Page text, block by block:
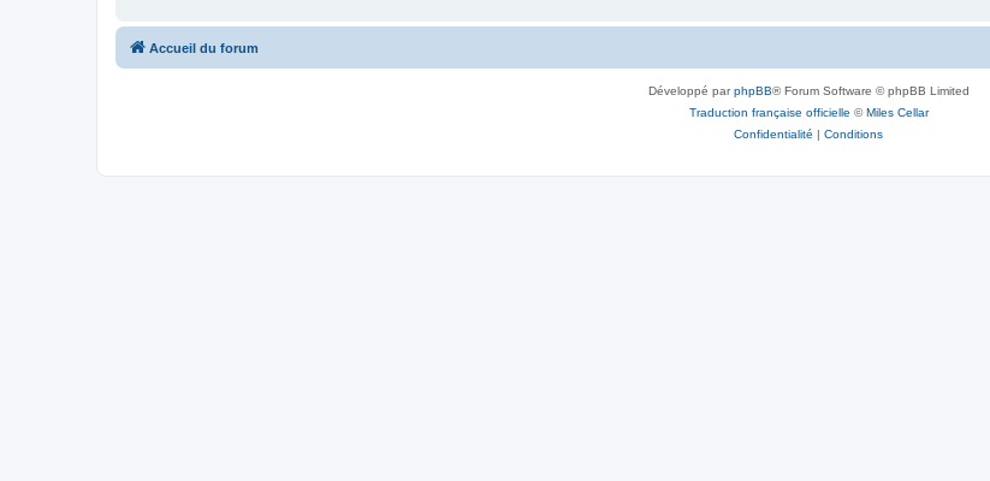
Accueil du forum
Développé parphpBB® Forum Software © phpBB Limited
Traduction française officielle ©Miles Cellar
Confidentialité | Conditions